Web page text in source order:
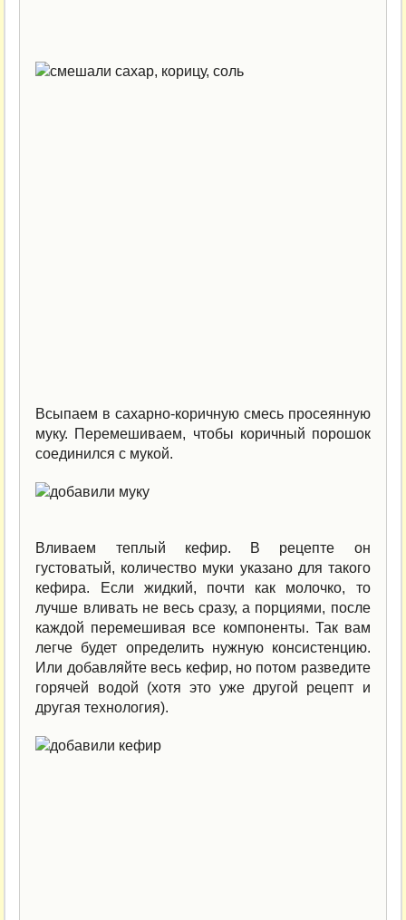
Всыпаем в сахарно-коричную смесь просеянную
муку. Перемешиваем, чтобы коричный порошок
соединился с мукой.
Вливаем теплый кефир. В рецепте он
густоватый, количество муки указано для такого
кефира. Если жидкий, почти как молочко, то
лучше вливать не весь сразу, а порциями, после
каждой перемешивая все компоненты. Так вам
легче будет определить нужную консистенцию.
Или добавляйте весь кефир, но потом разведите
горячей водой (хотя это уже другой рецепт и
другая технология).